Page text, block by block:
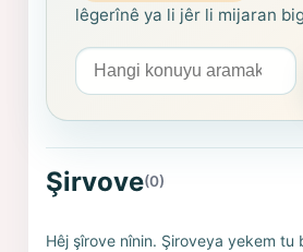
lêgerînê ya li jêr li mijaran
Arama yapın
Şirvove(0)
Hêj şîrove nînin. Şiroveya yekem tu